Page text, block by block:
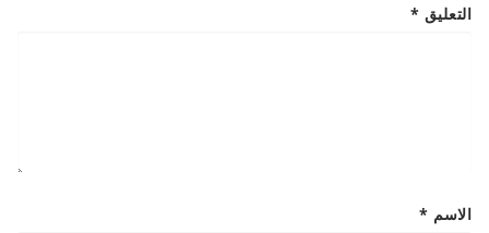
التعليق *
الاسم *